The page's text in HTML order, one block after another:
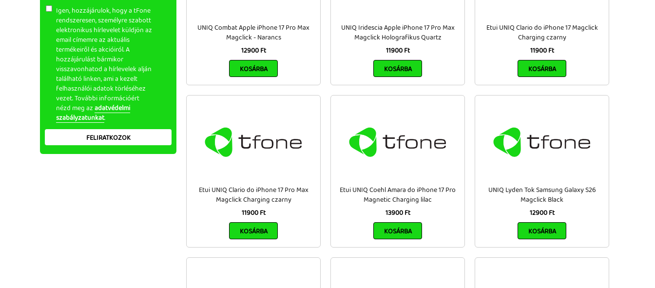
Igen, hozzájárulok, hogy a tFone
rendszeresen, személyre szabott
elektronikus hírlevelet küldjön az
email címemre az aktuális
termékeiről és akcióiról. A
hozzájárulást bármikor
visszavonhatod a hírlevelek alján
található linken, ami a kezelt
felhasználói adatok törléséhez
vezet. További információért
nézd meg az adatvédelmi
szabályzatunkat.
FELIRATKOZOK
UNIQ Combat Apple iPhone 17 Pro Max
Magclick - Narancs
12900 Ft
KOSÁRBA
UNIQ Iridescia Apple iPhone 17 Pro Max
Magclick Holografikus Quartz
11900 Ft
KOSÁRBA
Etui UNIQ Clario do iPhone 17 Magclick
Charging czarny
11900 Ft
KOSÁRBA
Etui UNIQ Clario do iPhone 17 Pro Max
Magclick Charging czarny
11900 Ft
KOSÁRBA
Etui UNIQ Coehl Amara do iPhone 17 Pro
Magnetic Charging lilac
13900 Ft
KOSÁRBA
UNIQ Lyden Tok Samsung Galaxy S26
Magclick Black
12900 Ft
KOSÁRBA